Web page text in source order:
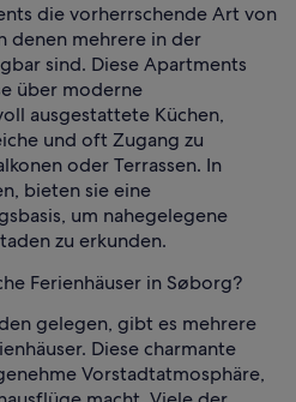
die vorherrschende Art von
denen mehrere in der
sind. Diese Apartments
über moderne
ausgestattete Küchen,
und oft Zugang zu
oder Terrassen. In
bieten sie eine
um nahegelegene
zu erkunden.
Ferienhäuser in Søborg?
gelegen, gibt es mehrere
Diese charmante
Vorstadtatmosphäre,